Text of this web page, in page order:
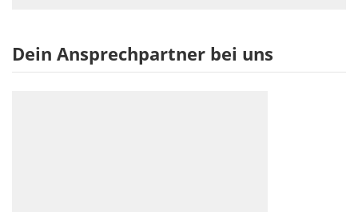
Dein Ansprechpartner bei uns